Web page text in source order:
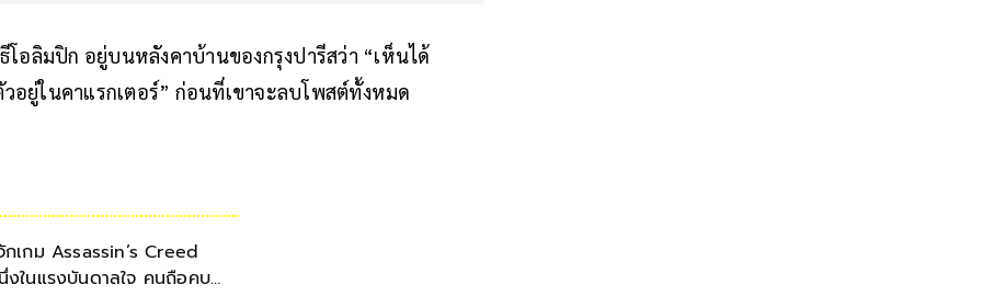
อลิมปิก อยู่บนหลังคาบ้านของกรุงปารีสว่า “เห็นได้
ยู่ในคาแรกเตอร์” ก่อนที่เขาจะลบโพสต์ทั้งหมด
กเกม Assassin’s Creed
งในแรงบันดาลใจ คนถือคบ